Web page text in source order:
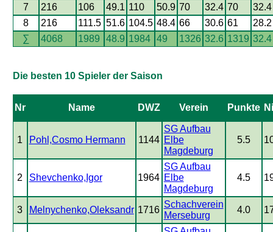
7
216 106 49.1 110 50.9 70 32.4 70
32.4
8
216 111.5 51.6 104.5 48.4 66 30.6 61
28.2
∑
4068 1989 48.9 1984 49 1326 32.6 1319 32.4
Die besten 10 Spieler der Saison
Nr Name DWZ Verein Punkte
1 Pohl,Cosmo Hermann 1144
SG Aufbau
Elbe
Magdeburg
5.5
2 Shevchenko,Igor 1964
SG Aufbau
Elbe
Magdeburg
4.5
3 Melnychenko,Oleksandr 1716
Schachverein
Merseburg
4.0